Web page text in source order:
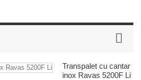
Transpalet cu cantar
inox Ravas 5200F Li